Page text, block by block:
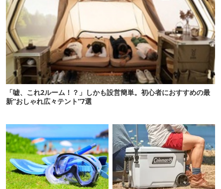
「嘘、これ2ルーム！？」しかも設営簡単。初心者におすすめの最
新“おしゃれ広々テント”7選